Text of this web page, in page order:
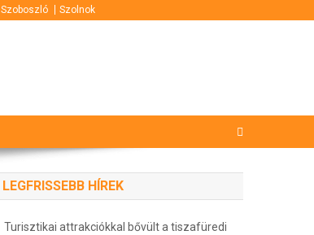
Szoboszló Szolnok
LEGFRISSEBB HÍREK
Turisztikai attrakciókkal bővült a tiszafüredi